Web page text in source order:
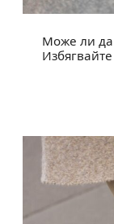
Може ли да